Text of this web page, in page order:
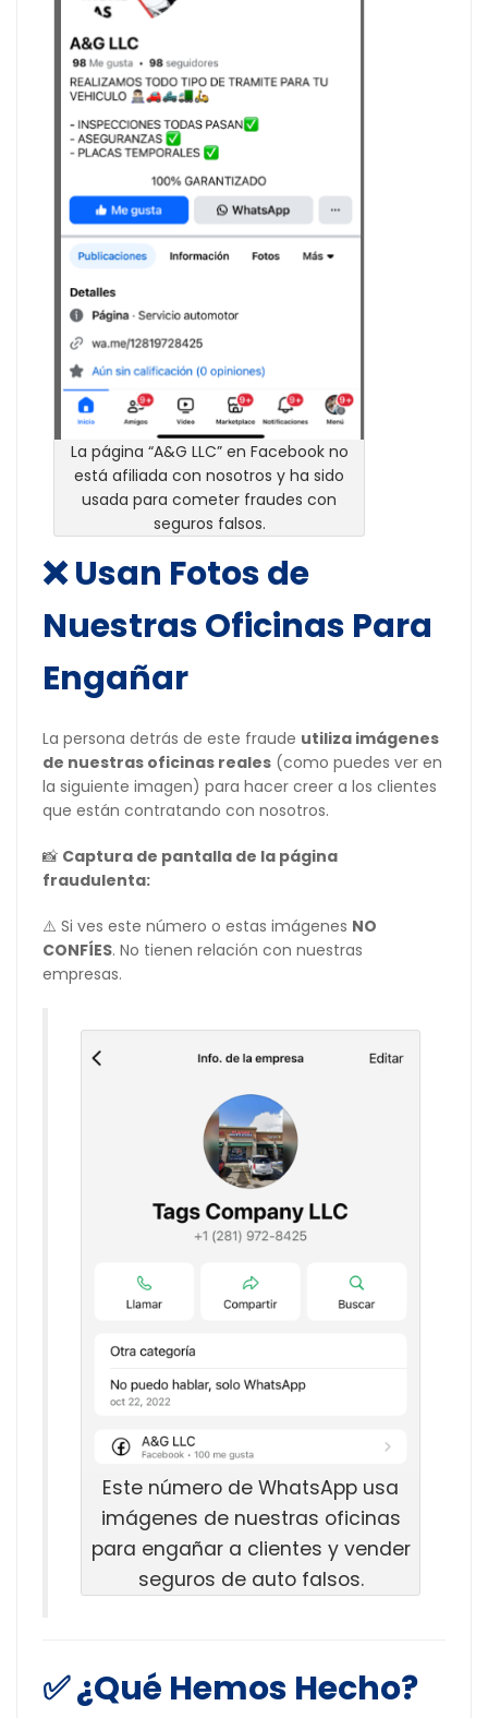
La página “A&G LLC” en Facebook no
está afiliada con nosotros y ha sido
usada para cometer fraudes con
seguros falsos.
❌ Usan Fotos de
Nuestras Oficinas Para
Engañar
La persona detrás de este fraude utiliza imágenes
de nuestras oficinas reales (como puedes ver en
la siguiente imagen) para hacer creer a los clientes
que están contratando con nosotros.
📸 Captura de pantalla de la página
fraudulenta:
⚠️ Si ves este número o estas imágenes NO
CONFÍES. No tienen relación con nuestras
empresas.
Este número de WhatsApp usa
imágenes de nuestras oficinas
para engañar a clientes y vender
seguros de auto falsos.
✅ ¿Qué Hemos Hecho?